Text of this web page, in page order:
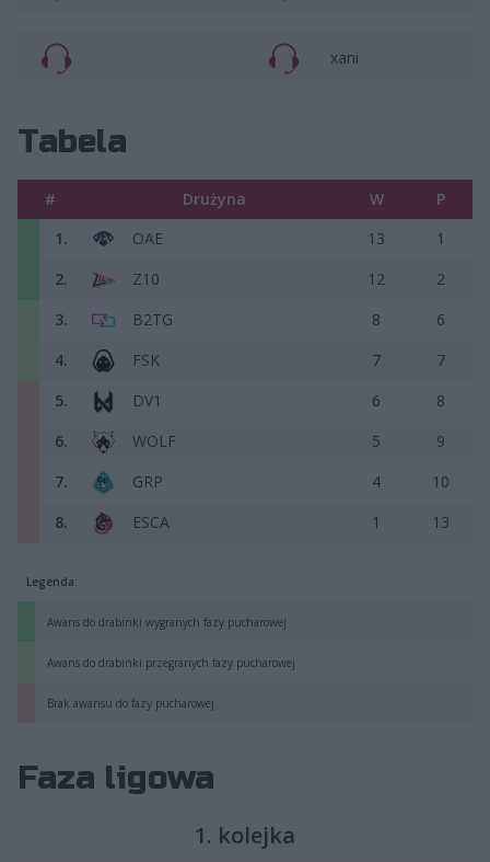
xani
Tabela
# Drużyna W
P
1.
OAE 13
1
2.
Z10 12
2
3.
B2TG 8
6
4.
FSK 7
7
5.
DV1 6
8
6.
WOLF 5
9
7.
GRP 4
10
8.
ESCA 1 13
Legenda:
Awans do drabinki wygranych fazy pucharowej
Awans do drabinki przegranych fazy pucharowej
Brak awansu do fazy pucharowej
Faza ligowa
1. kolejka